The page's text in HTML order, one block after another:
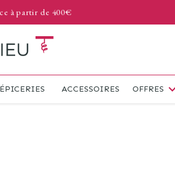
à partir de 400€
ÉPICERIES ACCESSOIRES OFFRES